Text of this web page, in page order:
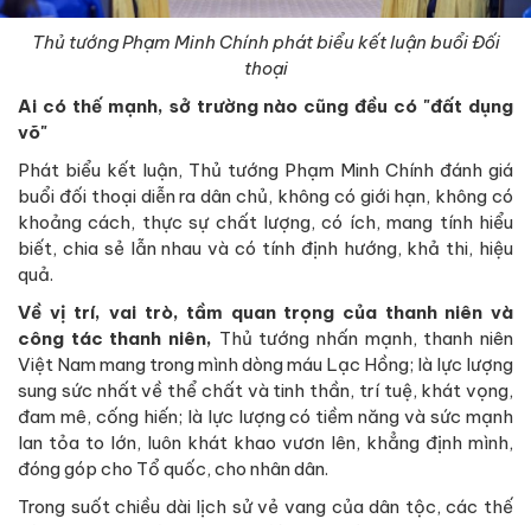
Thủ tướng Phạm Minh Chính phát biểu kết luận buổi Đối
thoại
Ai có thế mạnh, sở trường nào cũng đều có "đất dụng
võ"
Phát biểu kết luận, Thủ tướng Phạm Minh Chính đánh giá
buổi đối thoại diễn ra dân chủ, không có giới hạn, không có
khoảng cách, thực sự chất lượng, có ích, mang tính hiểu
biết, chia sẻ lẫn nhau và có tính định hướng, khả thi, hiệu
quả.
Về vị trí, vai trò, tầm quan trọng của thanh niên và
công tác thanh niên, Thủ tướng nhấn mạnh, thanh niên
Việt Nam mang trong mình dòng máu Lạc Hồng; là lực lượng
sung sức nhất về thể chất và tinh thần, trí tuệ, khát vọng,
đam mê, cống hiến; là lực lượng có tiềm năng và sức mạnh
lan tỏa to lớn, luôn khát khao vươn lên, khẳng định mình,
đóng góp cho Tổ quốc, cho nhân dân.
Trong suốt chiều dài lịch sử vẻ vang của dân tộc, các thế